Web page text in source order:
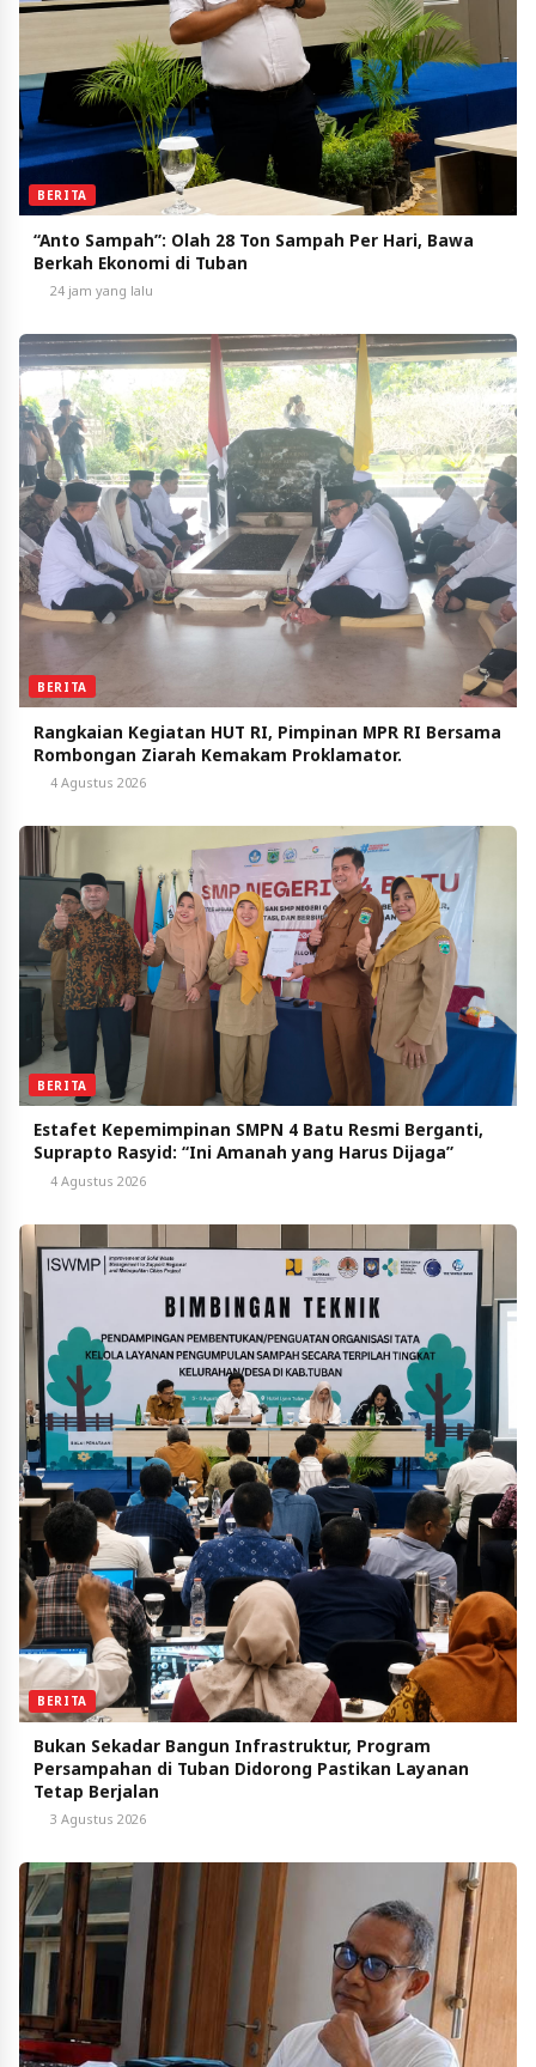
BERITA
“Anto Sampah”: Olah 28 Ton Sampah Per Hari, Bawa
Berkah Ekonomi di Tuban
24 jam yang lalu
BERITA
Rangkaian Kegiatan HUT RI, Pimpinan MPR RI Bersama
Rombongan Ziarah Kemakam Proklamator.
4 Agustus 2026
BERITA
Estafet Kepemimpinan SMPN 4 Batu Resmi Berganti,
Suprapto Rasyid: “Ini Amanah yang Harus Dijaga”
4 Agustus 2026
BERITA
Bukan Sekadar Bangun Infrastruktur, Program
Persampahan di Tuban Didorong Pastikan Layanan
Tetap Berjalan
3 Agustus 2026